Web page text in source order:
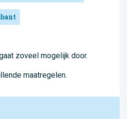
zoveel mogelijk door.
maatregelen.